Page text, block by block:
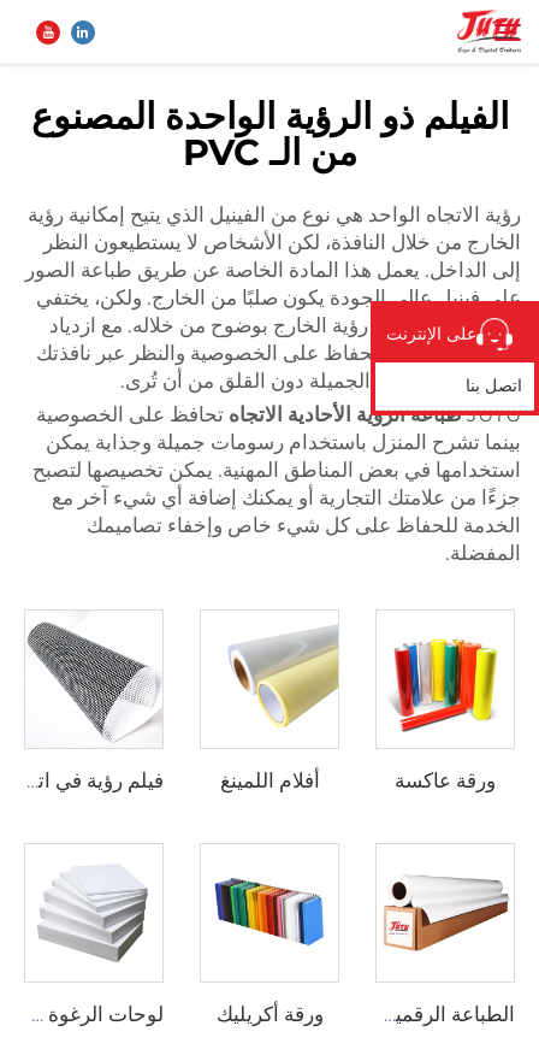
الصفحة الرئيسية
المنتجات
من نحن
تطبيق
الأخبار
اتصل بنا
على الإنترنت
اتصل بنا
الفيلم ذو الرؤية الواحدة المصنوع
من الـ PVC
رؤية الاتجاه الواحد هي نوع من الفينيل الذي يتيح إمكانية رؤية
الخارج من خلال النافذة، لكن الأشخاص لا يستطيعون النظر
إلى الداخل. يعمل هذا المادة الخاصة عن طريق طباعة الصور
على فينيل عالي الجودة يكون صلبًا من الخارج. ولكن، يختفي
من الداخل ويمكن رؤية الخارج بوضوح من خلاله. مع ازدياد
التخريب، يمكنك الحفاظ على الخصوصية والنظر عبر نافذتك
إلى نفس المناظر الجميلة دون القلق من أن تُرى.
JUTU طباعة الرؤية الأحادية الاتجاه تحافظ على الخصوصية
بينما تشرح المنزل باستخدام رسومات جميلة وجذابة يمكن
استخدامها في بعض المناطق المهنية. يمكن تخصيصها لتصبح
جزءًا من علامتك التجارية أو يمكنك إضافة أي شيء آخر مع
الخدمة للحفاظ على كل شيء خاص وإخفاء تصاميمك
المفضلة.
ورقة عاكسة أفلام اللمينغ فيلم رؤية في اتجاه واحد
الطباعة الرقمية الفينيل ورقة أكريليك لوحات الرغوة من البيوفيك